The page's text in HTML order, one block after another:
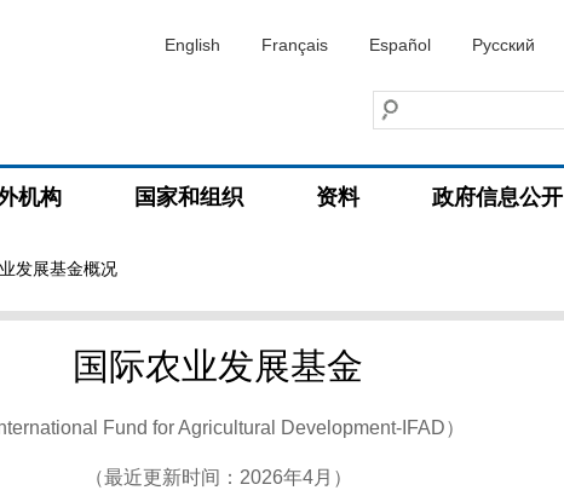
English Français Español Русский
机构 国家和组织 资料 政府信息公开
发展基金概况
国际农业发展基金
Fund for Agricultural Development-IFAD）
（最近更新时间：2026年4月）